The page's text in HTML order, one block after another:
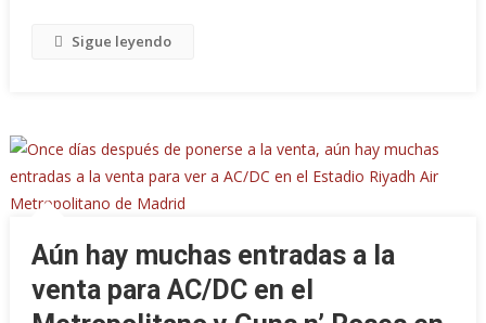
Sigue leyendo
Aún hay muchas entradas a la
venta para AC/DC en el